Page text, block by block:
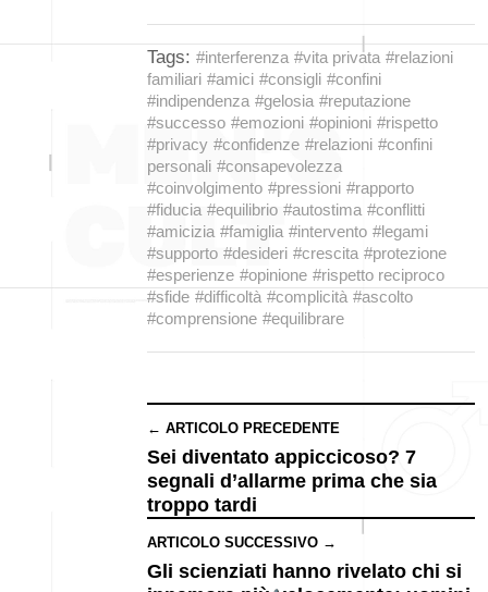
Tags: #interferenza #vita privata #relazioni
familiari #amici #consigli #confini
#indipendenza #gelosia #reputazione
#successo #emozioni #opinioni #rispetto
#privacy #confidenze #relazioni #confini
personali #consapevolezza
#coinvolgimento #pressioni #rapporto
#fiducia #equilibrio #autostima #conflitti
#amicizia #famiglia #intervento #legami
#supporto #desideri #crescita #protezione
#esperienze #opinione #rispetto reciproco
#sfide #difficoltà #complicità #ascolto
#comprensione #equilibrare
← ARTICOLO PRECEDENTE
Sei diventato appiccicoso? 7
segnali d’allarme prima che sia
troppo tardi
ARTICOLO SUCCESSIVO →
Gli scienziati hanno rivelato chi si